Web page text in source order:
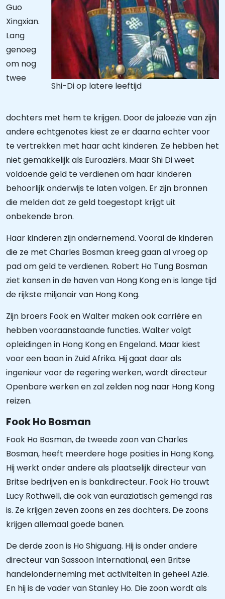
Shi-Di op latere leeftijd
Guo
Xingxian.
Lang
genoeg
om nog
twee
dochters met hem te krijgen. Door de jaloezie van zijn
andere echtgenotes kiest ze er daarna echter voor
te vertrekken met haar acht kinderen. Ze hebben het
niet gemakkelijk als Euroaziërs. Maar Shi Di weet
voldoende geld te verdienen om haar kinderen
behoorlijk onderwijs te laten volgen. Er zijn bronnen
die melden dat ze geld toegestopt krijgt uit
onbekende bron.
Haar kinderen zijn ondernemend. Vooral de kinderen
die ze met Charles Bosman kreeg gaan al vroeg op
pad om geld te verdienen. Robert Ho Tung Bosman
ziet kansen in de haven van Hong Kong en is lange tijd
de rijkste miljonair van Hong Kong.
Zijn broers Fook en Walter maken ook carrière en
hebben vooraanstaande functies. Walter volgt
opleidingen in Hong Kong en Engeland. Maar kiest
voor een baan in Zuid Afrika. Hij gaat daar als
ingenieur voor de regering werken, wordt directeur
Openbare werken en zal zelden nog naar Hong Kong
reizen.
Fook Ho Bosman
Fook Ho Bosman, de tweede zoon van Charles
Bosman, heeft meerdere hoge posities in Hong Kong.
Hij werkt onder andere als plaatselijk directeur van
Britse bedrijven en is bankdirecteur. Fook Ho trouwt
Lucy Rothwell, die ook van euraziatisch gemengd ras
is. Ze krijgen zeven zoons en zes dochters. De zoons
krijgen allemaal goede banen.
De derde zoon is Ho Shiguang. Hij is onder andere
directeur van Sassoon International, een Britse
handelonderneming met activiteiten in geheel Azië.
En hij is de vader van Stanley Ho. Die zoon wordt als